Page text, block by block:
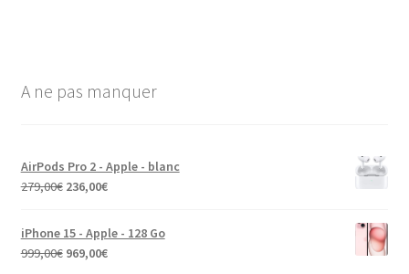
A ne pas manquer
AirPods Pro 2 - Apple - blanc
279,00€ 236,00€
iPhone 15 - Apple - 128 Go
999,00€ 969,00€